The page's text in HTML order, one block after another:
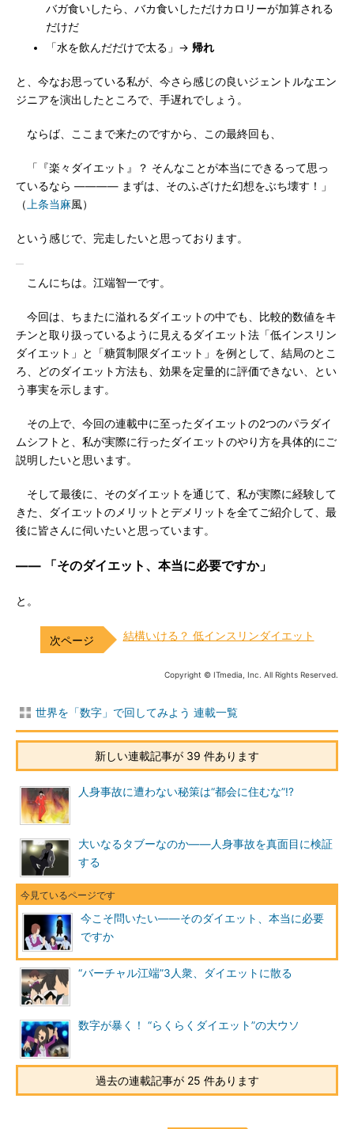
バガ食いしたら、バカ食いしただけカロリーが加算される
だけだ
「水を飲んだだけで太る」→ 帰れ
と、今なお思っている私が、今さら感じの良いジェントルなエン
ジニアを演出したところで、手遅れでしょう。
ならば、ここまで来たのですから、この最終回も、
「『楽々ダイエット』？ そんなことが本当にできるって思っ
ているなら ―――― まずは、そのふざけた幻想をぶち壊す！」
（ 上条当麻風）
という感じで、完走したいと思っております。
こんにちは。江端智一です。
今回は、ちまたに溢れるダイエットの中でも、比較的数値をキ
チンと取り扱っているように見えるダイエット法「低インスリン
ダイエット」と「糖質制限ダイエット」を例として、結局のとこ
ろ、どのダイエット方法も、効果を定量的に評価できない、とい
う事実を示します。
その上で、今回の連載中に至ったダイエットの2つのパラダイ
ムシフトと、私が実際に行ったダイエットのやり方を具体的にご
説明したいと思います。
そして最後に、そのダイエットを通じて、私が実際に経験して
きた、ダイエットのメリットとデメリットを全てご紹介して、最
後に皆さんに伺いたいと思っています。
―― 「そのダイエット、本当に必要ですか」
と。
結構いける？ 低インスリンダイエット
Copyright © ITmedia, Inc. All Rights Reserved.
世界を「数字」で回してみよう 連載一覧
新しい連載記事が 39 件あります
人身事故に遭わない秘策は“都会に住むな”!?
大いなるタブーなのか――人身事故を真面目に検証
する
今こそ問いたい――そのダイエット、本当に必要
ですか
“バーチャル江端”3人衆、ダイエットに散る
数字が暴く！ “らくらくダイエット”の大ウソ
過去の連載記事が 25 件あります